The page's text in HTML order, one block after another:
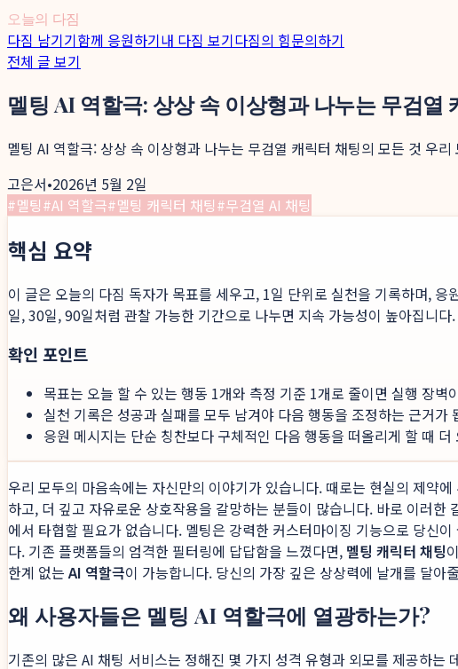
오늘의 다짐
다짐 남기기함께 응원하기내 다짐 보기다짐의 힘문의하기
전체 글 보기
멜팅 AI 역할극: 상상 속 이상형과 나누는 무검열
멜팅 AI 역할극: 상상 속 이상형과 나누는 무검열 캐릭터 채팅의 모든 것 우
고은서•2026년 5월 2일
#멜팅#AI 역할극#멜팅 캐릭터 채팅#무검열 AI 채팅
핵심 요약
이 글은 오늘의 다짐 독자가 목표를 세우고, 1일 단위로 실천을 기록하며,
일, 30일, 90일처럼 관찰 가능한 기간으로 나누면 지속 가능성이 높아집니다.
확인 포인트
목표는 오늘 할 수 있는 행동 1개와 측정 기준 1개로 줄이면 실행 장벽
실천 기록은 성공과 실패를 모두 남겨야 다음 행동을 조정하는 근거가
응원 메시지는 단순 칭찬보다 구체적인 다음 행동을 떠올리게 할 때 더
우리 모두의 마음속에는 자신만의 이야기가 있습니다. 때로는 현실의 제약
하고, 더 깊고 자유로운 상호작용을 갈망하는 분들이 많습니다. 바로 이러한
에서 타협할 필요가 없습니다. 멜팅은 강력한 커스터마이징 기능으로 당신
다. 기존 플랫폼들의 엄격한 필터링에 답답함을 느꼈다면, 멜팅 캐릭터 채팅
한계 없는AI 역할극이 가능합니다. 당신의 가장 깊은 상상력에 날개를 달
왜 사용자들은 멜팅 AI 역할극에 열광하는가?
기존의 많은 AI 채팅 서비스는 정해진 몇 가지 성격 유형과 외모를 제공하